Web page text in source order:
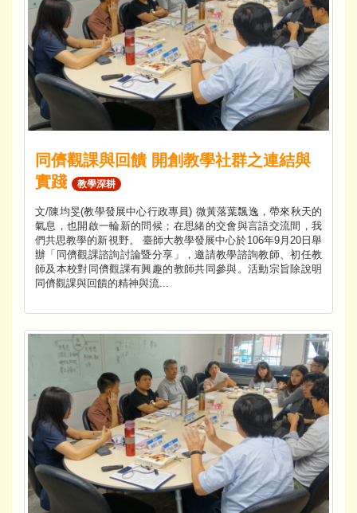
同儕觀課與回饋 開創教學社群之連結與
實踐
教學深耕
文/陳均旻(教學發展中心行政專員) 微黃落葉飄逸，帶來秋天的
氣息，也開啟一輪新的問候；在思緒的交會與言語交流間，我
們共思教學的新視野。 臺師大教學發展中心於106年9月20日舉
辦「同儕觀課諮詢討論暨分享」，邀請教學諮詢教師、初任教
師及本校對同儕觀課有興趣的教師共同參與。活動宗旨除說明
同儕觀課與回饋的精神與流...